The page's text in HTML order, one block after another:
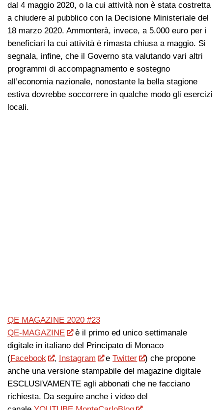
dal 4 maggio 2020, o la cui attività non è stata costretta
a chiudere al pubblico con la Decisione Ministeriale del
18 marzo 2020. Ammonterà, invece, a 5.000 euro per i
beneficiari la cui attività è rimasta chiusa a maggio. Si
segnala, infine, che il Governo sta valutando vari altri
programmi di accompagnamento e sostegno
all’economia nazionale, nonostante la bella stagione
estiva dovrebbe soccorrere in qualche modo gli esercizi
locali.
QE MAGAZINE 2020 #23
QE-MAGAZINE
è il primo ed unico settimanale
digitale in italiano del Principato di Monaco
(Facebook , Instagram eTwitter
) che propone
anche una versione stampabile del magazine digitale
ESCLUSIVAMENTE agli abbonati che ne facciano
richiesta. Da seguire anche i video del